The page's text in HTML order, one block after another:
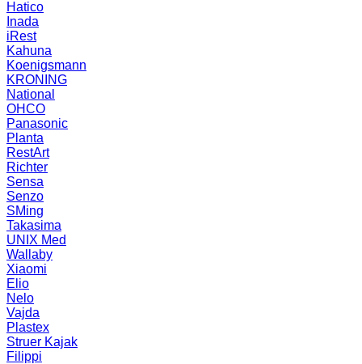
Hatico
Inada
iRest
Kahuna
Koenigsmann
KRONING
National
OHCO
Panasonic
Planta
RestArt
Richter
Sensa
Senzo
SMing
Takasima
UNIX Med
Wallaby
Xiaomi
Elio
Nelo
Vajda
Plastex
Struer Kajak
Filippi